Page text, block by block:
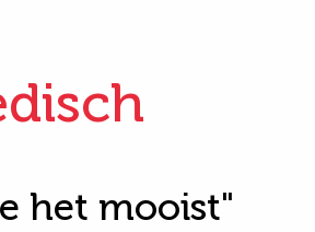
het mooist"